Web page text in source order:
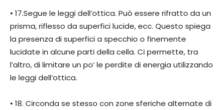
• 17.Segue le leggi dell’ottica. Può essere rifratto da un
prisma, riflesso da superfici lucide, ecc. Questo spiega
la presenza di superfici a specchio o finemente
lucidate in alcune parti della cella. Ci permette, tra
l’altro, di limitare un po’ le perdite di energia utilizzando
le leggi dell’ottica.
• 18. Circonda se stesso con zone sferiche alternate di